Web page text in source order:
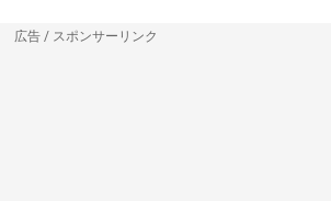
広告 / スポンサーリンク